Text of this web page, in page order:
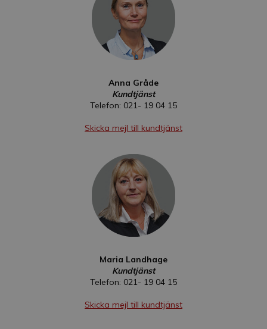
Anna Gråde
Kundtjänst
Telefon: 021- 19 04 15
Skicka mejl till kundtjänst
Maria Landhage
Kundtjänst
Telefon: 021- 19 04 15
Skicka mejl till kundtjänst